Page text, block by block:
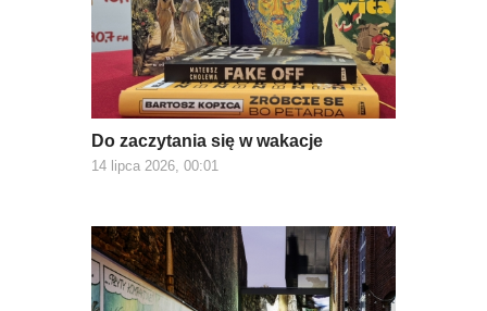
Do zaczytania się w wakacje
14 lipca 2026, 00:01